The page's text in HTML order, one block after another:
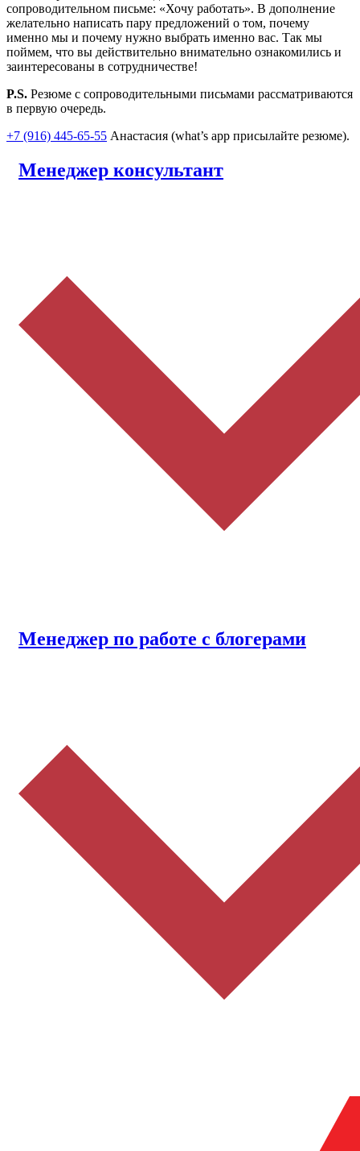
сопроводительном письме: «Хочу работать». В дополнение
желательно написать пару предложений о том, почему
именно мы и почему нужно выбрать именно вас. Так мы
поймем, что вы действительно внимательно ознакомились и
заинтересованы в сотрудничестве!
P.S. Резюме с сопроводительными письмами рассматриваются
в первую очередь.
+7 (916) 445-65-55 Анастасия (what’s app присылайте резюме).
Менеджер консультант
Менеджер по работе с блогерами